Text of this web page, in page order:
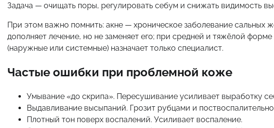
Задача — очищать поры, регулировать себум и снижать видимость
При этом важно помнить: акне — хроническое заболевание сальных
дополняет лечение, но не заменяет его; при средней и тяжёлой
(наружные или системные) назначает только специалист.
Частые ошибки при проблемной коже
Умывание «до скрипа». Пересушивание усиливает выработку
Выдавливание высыпаний. Грозит рубцами и
Плотный тон поверх воспалений. Усиливает воспаление.